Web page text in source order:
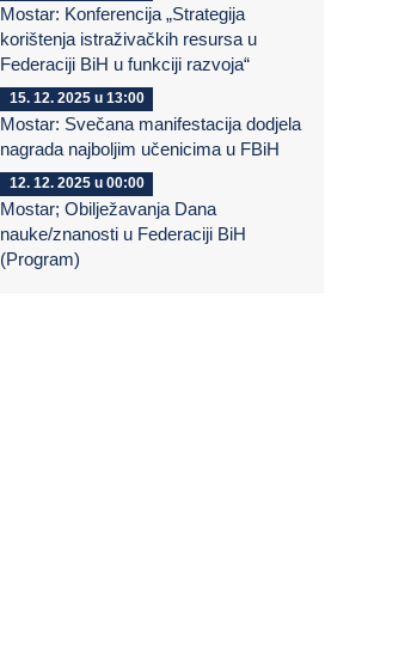
Mostar: Konferencija „Strategija
korištenja istraživačkih resursa u
Federaciji BiH u funkciji razvoja“
15. 12. 2025 u 13:00
Mostar: Svečana manifestacija dodjela
nagrada najboljim učenicima u FBiH
12. 12. 2025 u 00:00
Mostar; Obilježavanja Dana
nauke/znanosti u Federaciji BiH
(Program)